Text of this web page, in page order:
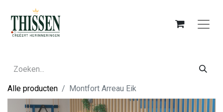
Alle producten Montfort Arreau Eik